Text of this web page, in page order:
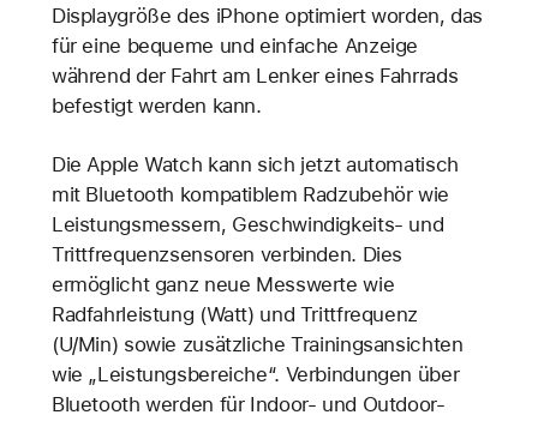
Displaygröße des iPhone optimiert worden, das
für eine bequeme und einfache Anzeige
während der Fahrt am Lenker eines Fahrrads
befestigt werden kann.
Die Apple Watch kann sich jetzt automatisch
mit Bluetooth kompatiblem Radzubehör wie
Leistungsmessern, Geschwindigkeits- und
Trittfrequenzsensoren verbinden. Dies
ermöglicht ganz neue Messwerte wie
Radfahrleistung (Watt) und Trittfrequenz
(U/Min) sowie zusätzliche Trainingsansichten
wie „Leistungsbereiche“. Verbindungen über
Bluetooth werden für Indoor- und Outdoor-